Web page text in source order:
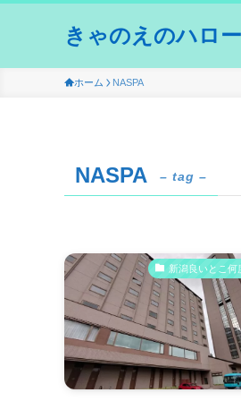
きゃのえのハロ
ホーム NASPA
NASPA – tag –
新潟良いとこ何